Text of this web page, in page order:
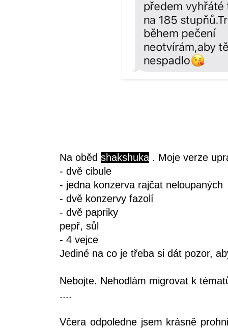
Na oběd shakshuka . Moje verze
- dvě cibule
- jedna konzerva rajčat neloupaných
- dvě konzervy fazolí
- dvě papriky
pepř, sůl
- 4 vejce
Jediné na co je třeba si dát pozor,
Nebojte. Nehodlám migrovat k
....
Včera odpoledne jsem krásně